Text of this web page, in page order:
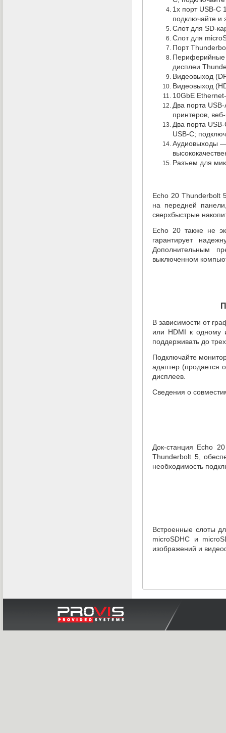
1х порт USB-C
подключайте и
Слот дляSD-
Слот для
Порт
Периферийные
дисплеи
Видеовыход (
Видеовыход (
10GbE
Два порта USB-
принтеров
Два порта USB-
USB-C;
Аудиовыходы —
Разъем для
Echo 20 Thunderbolt
на передней панели
сверхбыстрые
Echo 20 также не
гарантирует
Дополнительным
выключенном
В зависимости от
или HDMI к одному
поддерживать до
Подключайте
адаптер (продается
дисплеев.
Сведения о
Док-станция Echo
Thunderbolt 5,
необходимость
Встроенные слоты
microSDHC и
изображений и